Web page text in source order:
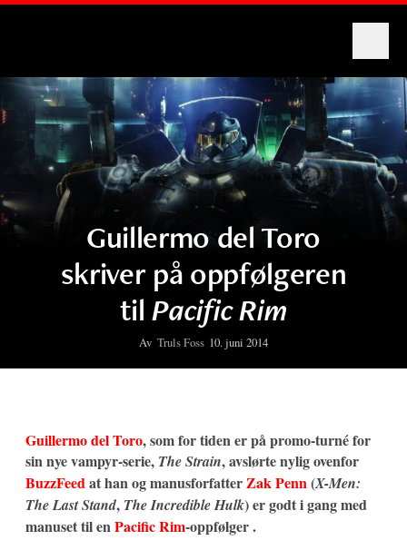
Guillermo del Toro
skriver på oppfølgeren
tilPacific Rim
Av Truls Foss 10. juni 2014
Guillermo del Toro, som for tiden er på promo-turné for
sin nye vampyr-serie, The Strain,avslørte nylig ovenfor
BuzzFeedat han og manusforfatterZak Penn(X-Men:
The Last Stand, The Incredible Hulk) er godt i gang med
manuset til enPacific Rim-oppfølger .